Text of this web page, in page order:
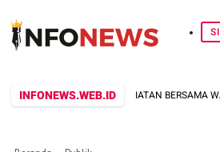
INFONEWS.WEB.ID
LEWAT KEGIATAN BERSAMA WARGA